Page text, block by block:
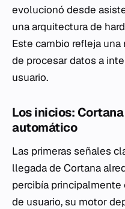
evolucionó desde
una arquitectura de
Este cambio refleja
de procesar datos a
usuario.
Los inicios:
automático
Las primeras señales
llegada de Cortana
percibía
de usuario, su motor